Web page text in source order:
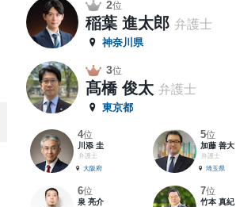
2位
稲葉 進太郎 弁護士
神奈川県
3位
髙橋 俊太 弁護士
東京都
4位
川添 圭
弁護士
大阪府
5位
加藤 善大
弁護士
埼玉県
6位
泉 亮介
7位
竹本 真紀